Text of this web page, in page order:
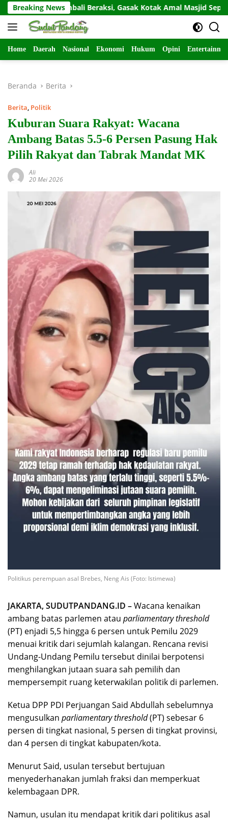
Langsung
ke
konten
Breaking News
Kembali Beraksi, Gasak Kotak Amal Masjid Sepi di Gunung
Home Daerah Nasional Ekonomi Hukum Opini
Beranda Berita
Berita, Politik
Kuburan Suara Rakyat: Wacana
Ambang Batas 5.5-6 Persen Pasung Hak
Pilih Rakyat dan Tabrak Mandat MK
Ali
20 Mei 2026
Politikus perempuan asal Brebes, Neng Ais (Foto: Istimewa)
JAKARTA, SUDUTPANDANG.ID –Wacana kenaikan
ambang batas parlemen atau parliamentary threshold
(PT) enjadi 5,5 hingga 6 persen untuk Pemilu 2029
menuai kritik dari sejumlah kalangan. Rencana revisi
Undang-Undang Pemilu tersebut dinilai berpotensi
menghilangkan jutaan suara sah pemilih dan
mempersempit ruang keterwakilan politik di parlemen.
Ketua DPP PDI Perjuangan Said Abdullah sebelumnya
mengusulkan parliamentarythreshold(PT) sebesar 6
persen di tingkat nasional, 5 persen di tingkat provinsi,
dan 4 persen di tingkat kabupaten/kota.
Menurut Said, usulan tersebut bertujuan
menyederhanakan jumlah fraksi dan memperkuat
kelembagaan DPR.
Namun, usulan itu mendapat kritik dari politikus asal